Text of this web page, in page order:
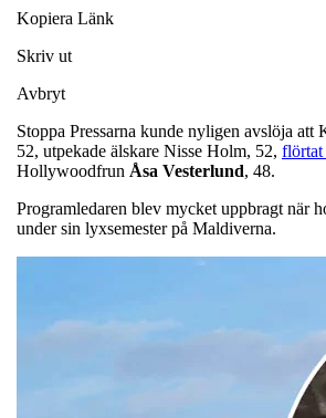
Kopiera Länk
Skriv ut
Avbryt
Stoppa Pressarna kunde nyligen avslöja att
52, utpekade älskare Nisse Holm, 52, flörtat
Hollywoodfrun Åsa Vesterlund, 48.
Programledaren blev mycket uppbragt när
under sin lyxsemester på Maldiverna.